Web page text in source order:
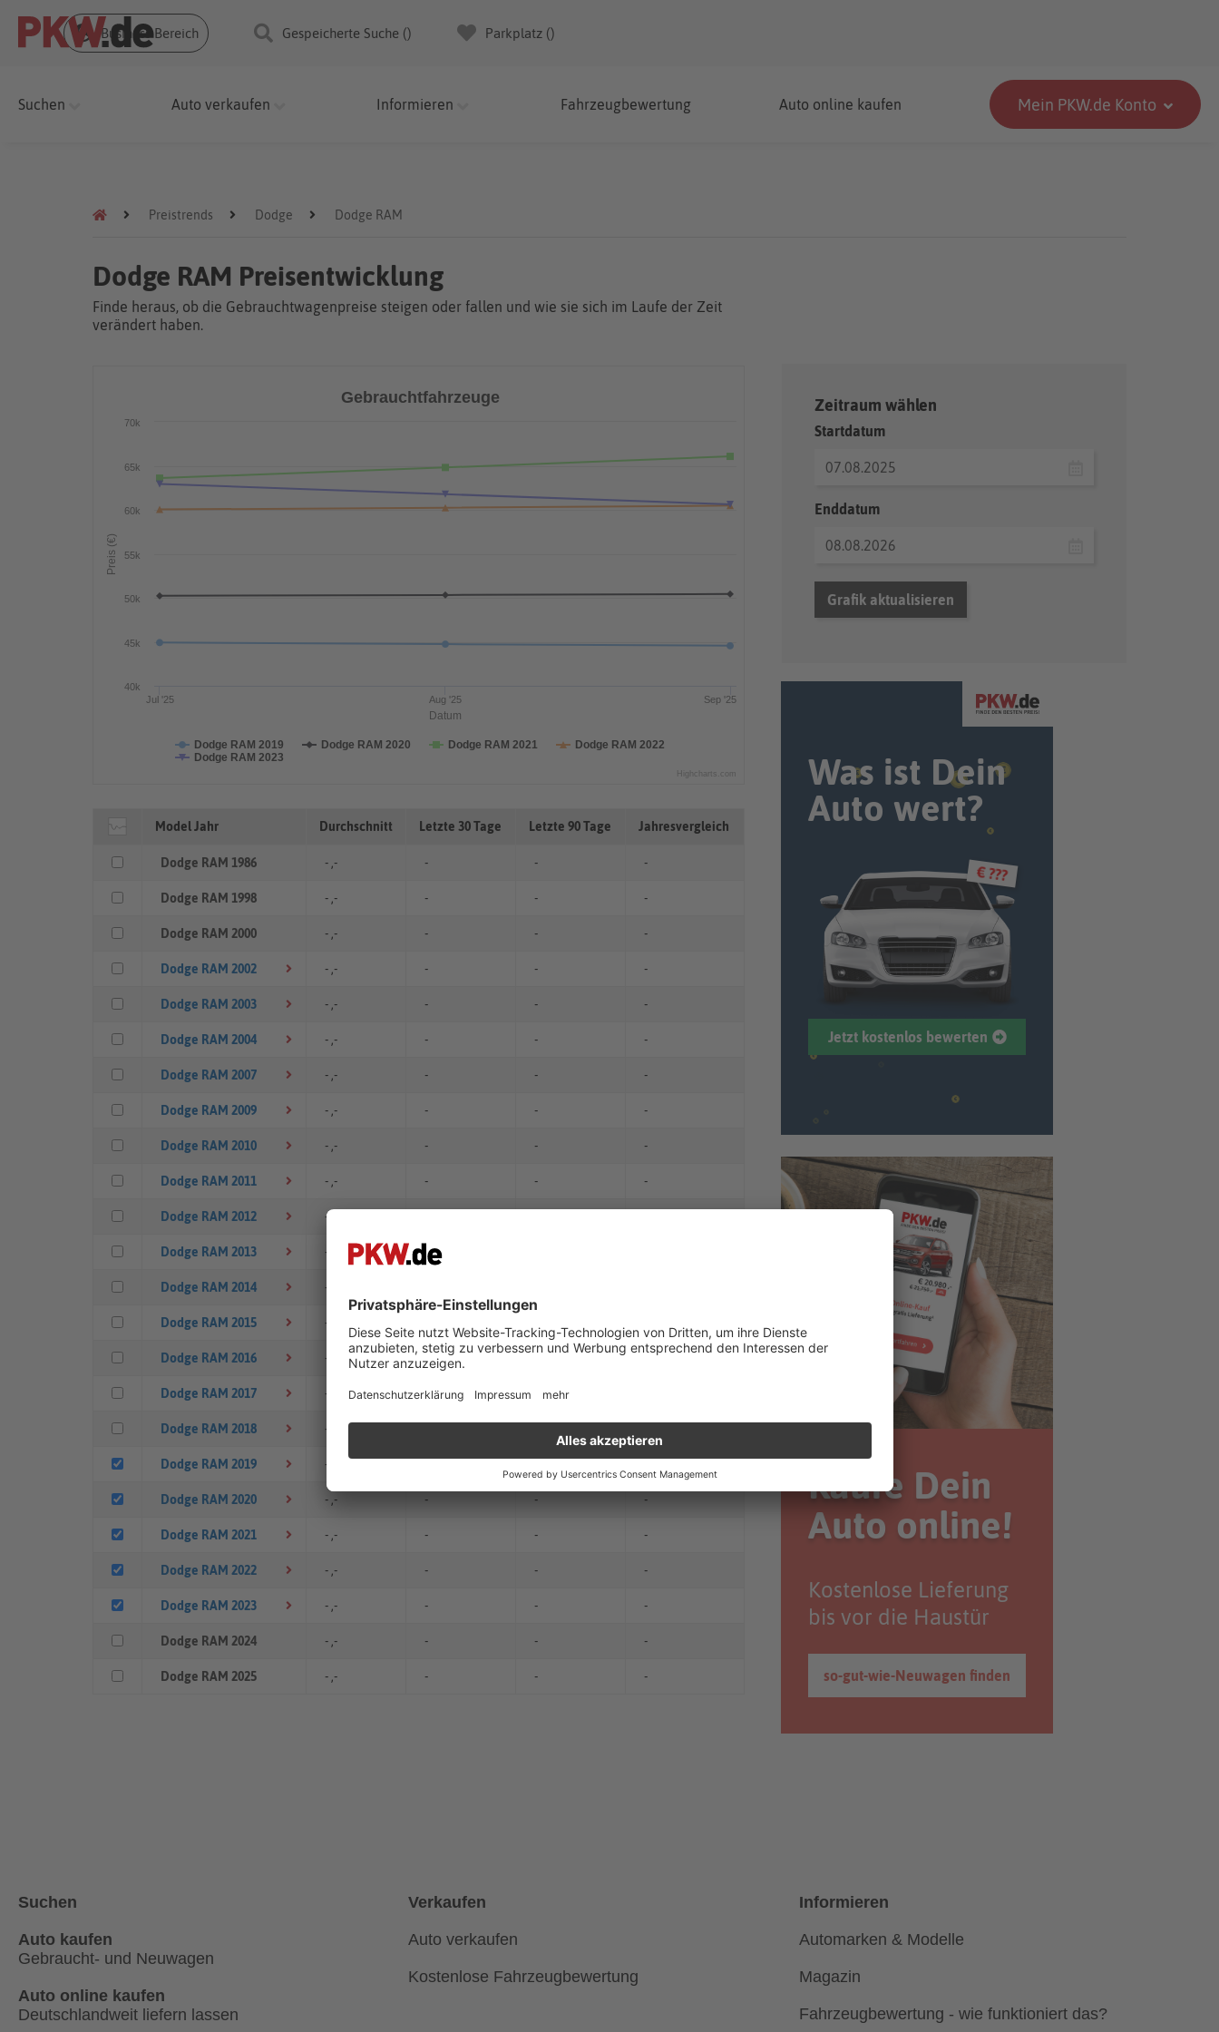
Business Bereich Gespeicherte Suche () Parkplatz ()
Suchen Auto verkaufen Informieren Fahrzeugbewertung Auto online kaufen Mein PKW.de Konto
Preistrends Dodge Dodge RAM
Dodge RAM Preisentwicklung
Finde heraus, ob die Gebrauchtwagenpreise steigen oder fallen und wie sie sich im Laufe der Zeit
verändert haben.
Datum
Preis (€)
Gebrauchtfahrzeuge
Dodge RAM 2019 Dodge RAM 2020 Dodge RAM 2021
Dodge RAM 2022
Dodge RAM 2023
Jul '25 Aug '25 Sep '25
45k
50k
40k
55k
60k
65k
70k
Highcharts.com
Model Jahr Durchschnitt Letzte 30 Tage Letzte 90 Tage Jahresvergleich
Dodge RAM 1986 - ,- - - -
Dodge RAM 1998 - ,- - - -
Dodge RAM 2000 - ,- - - -
Dodge RAM 2002 - ,- - - -
Dodge RAM 2003 - ,- - - -
Dodge RAM 2004 - ,- - - -
Dodge RAM 2007 - ,- - - -
Dodge RAM 2009 - ,- - - -
Dodge RAM 2010 - ,- - - -
Dodge RAM 2011 - ,- - - -
Dodge RAM 2012 - ,-
Dodge RAM 2013 - ,- -
Dodge RAM 2014 - ,-
Dodge RAM 2015 - ,-
Dodge RAM 2016 - ,- -
Dodge RAM 2017 - ,- -
Dodge RAM 2018 - ,-
Dodge RAM 2019 - ,-
Dodge RAM 2020 - ,- - - -
Dodge RAM 2021 - ,- - - -
Dodge RAM 2022 - ,- - - -
Dodge RAM 2023 - ,- - - -
Dodge RAM 2024 - ,- - - -
Dodge RAM 2025 - ,- - - -
Zeitraum wählen
Startdatum
Enddatum
Grafik aktualisieren
Was ist Dein
Auto wert?
€ ???
Jetzt kostenlos bewerten
Kaufe Dein
Auto online!
Kostenlose Lieferung
bis vor die Haustür
so-gut-wie-Neuwagen finden
Suchen
Auto kaufen
Gebraucht- und Neuwagen
Auto online kaufen
Deutschlandweit liefern lassen
Verkaufen
Auto verkaufen
Kostenlose Fahrzeugbewertung
Informieren
Automarken & Modelle
Magazin
Fahrzeugbewertung - wie funktioniert das?